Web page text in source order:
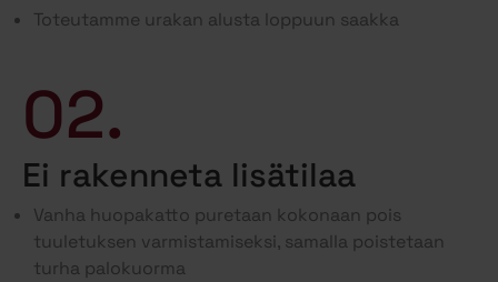
Toteutamme urakan alusta loppuun saakka
02.
Ei rakenneta lisätilaa
Vanha huopakatto puretaan kokonaan pois
tuuletuksen varmistamiseksi, samalla poistetaan
turha palokuorma